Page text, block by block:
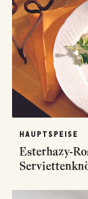
HAUPTSPEISE
Esterhazy-